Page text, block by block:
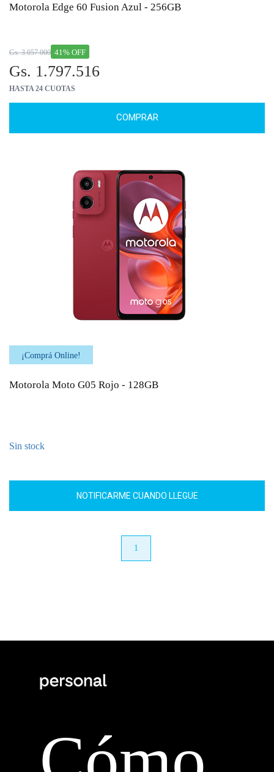
Motorola Edge 60 Fusion Azul - 256GB
41% OFF
Gs. 3.057.000
Gs. 1.797.516
HASTA 24 CUOTAS
COMPRAR
¡Comprá Online!
Motorola Moto G05 Rojo - 128GB
Sin stock
NOTIFICARME CUANDO LLEGUE
1